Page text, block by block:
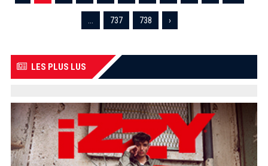
737 738 ›
LES PLUS LUS